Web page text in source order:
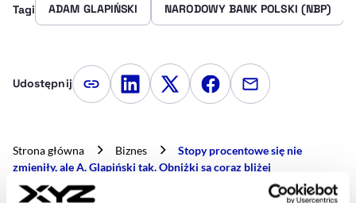
Tagi ADAM GLAPIŃSKI NARODOWY BANK POLSKI (NBP)
Udostępnij Kopiuj link artykułu
Udostępnij na LinkedIn
Udostępnij na Twitterze
Udostępnij na
Udostępnij
Strona główna Biznes
Stopy procentowe się nie
zmieniły, ale A. Glapiński tak. Obniżki są coraz bliżej